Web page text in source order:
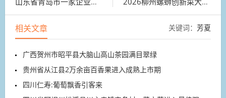
相关文章 关键词： 芳夏
广西贺州市昭平县大脑山高山茶园满目翠绿
贵州省从江县2万余亩百香果进入成熟上市期
四川仁寿:葡萄飘香引客来